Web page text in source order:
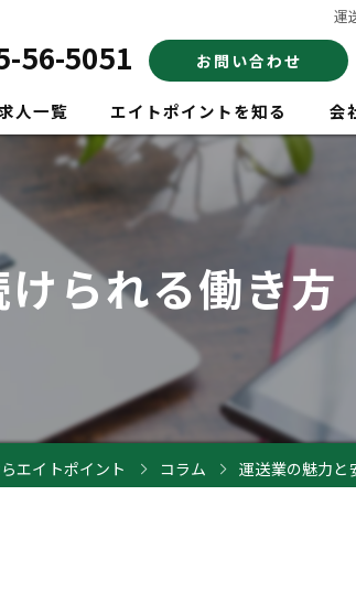
運
56-5051 お問い合わせ
人一覧 エイトポイントを知る
正社員
未経験
ドライバー
会
られる働き方
エイトポイント コラム 運送業の魅力と